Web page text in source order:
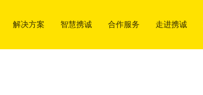
解决方案 智慧携诚 合作服务 走进携诚
解决方案 智慧携诚 合作服务 走进携诚